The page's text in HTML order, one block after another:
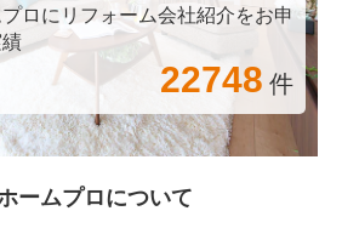
ロにリフォーム会社紹介をお申
22748 件
ームプロについて